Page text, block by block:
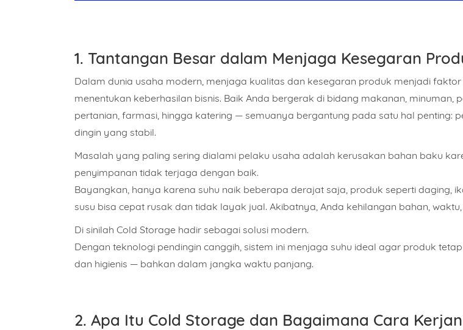
1. Tantangan Besar dalam Menjaga Kesegaran
Dalam dunia usaha modern, menjaga kualitas dan kesegaran produk menjadi
menentukan keberhasilan bisnis. Baik Anda bergerak di bidang makanan, minuman,
pertanian, farmasi, hingga katering — semuanya bergantung pada satu hal penting:
dingin yang stabil.
Masalah yang paling sering dialami pelaku usaha adalah kerusakan bahan baku
penyimpanan tidak terjaga dengan baik.
Bayangkan, hanya karena suhu naik beberapa derajat saja, produk seperti daging,
susu bisa cepat rusak dan tidak layak jual. Akibatnya, Anda kehilangan bahan,
Di sinilah Cold Storage hadir sebagai solusi modern.
Dengan teknologi pendingin canggih, sistem ini menjaga suhu ideal agar produk
dan higienis — bahkan dalam jangka waktu panjang.
2. Apa Itu Cold Storage dan Bagaimana Cara